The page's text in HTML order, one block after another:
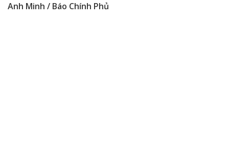
Anh Minh / Báo Chính Phủ